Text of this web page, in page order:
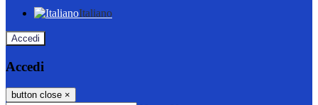
Italiano
Accedi
Accedi
button close ×